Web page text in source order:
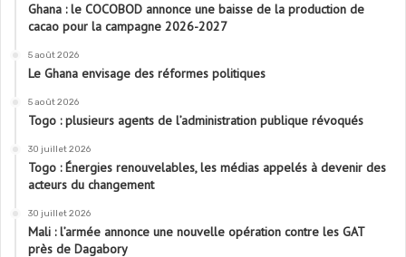
Ghana : le COCOBOD annonce une baisse de la production de
cacao pour la campagne 2026-2027
5 août 2026
Le Ghana envisage des réformes politiques
5 août 2026
Togo : plusieurs agents de l’administration publique révoqués
30 juillet 2026
Togo : Énergies renouvelables, les médias appelés à devenir des
acteurs du changement
30 juillet 2026
Mali : l’armée annonce une nouvelle opération contre les GAT
près de Dagabory